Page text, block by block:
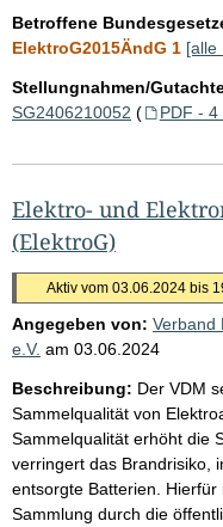
Betroffene
ElektroG2015ÄndG 1 [alle
Stellungnahmen/
SG2406210052 ( PDF - 4
Elektro- und
(ElektroG)
Aktiv vom 03.06.2024 bis
Angegeben von: Verband
e.V. am 03.06.2024
Beschreibung: Der VDM
Sammelqualität von
Sammelqualität erhöht die
verringert das Brandrisiko,
entsorgte Batterien.
Sammlung durch die